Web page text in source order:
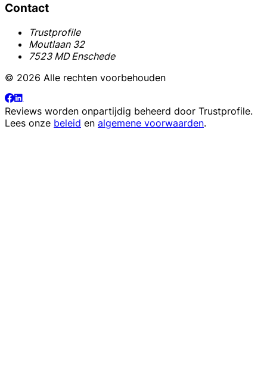
Contact
Trustprofile
Moutlaan 32
7523 MD Enschede
© 2026 Alle rechten voorbehouden
Reviews worden onpartijdig beheerd door Trustprofile.
Lees onze beleid en algemene voorwaarden.